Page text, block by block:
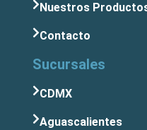
Nuestros
Contacto
Sucursales
CDMX
Aguascalientes